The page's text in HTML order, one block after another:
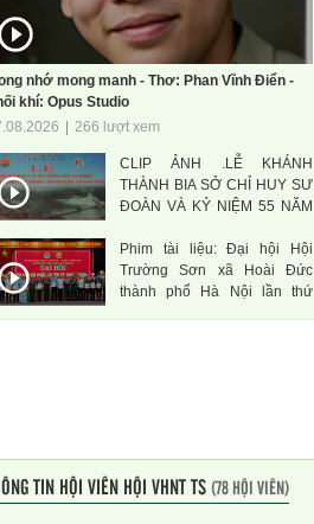
nhớ mong manh - Thơ: Phan Vĩnh Điển -
khí: Opus Studio
266 lượt xem
CLIP ẢNH .LỄ KHÁNH
THÀNH BIA SỞ CHỈ HUY SƯ
ĐOÀN VÀ KỶ NIỆM 55 NĂM
ANH HÙNG
Phim tài liệu: Đại hội Hội
Trường Sơn xã Hoài Đức
thành phố Hà Nội lần thứ
TIN HỘI VIÊN HỘI VHNT TS(78 HỘI VIÊN)